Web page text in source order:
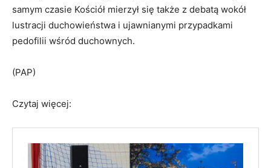
samym czasie Kościół mierzył się także z debatą wokół
lustracji duchowieństwa i ujawnianymi przypadkami
pedofilii wśród duchownych.
(PAP)
Czytaj więcej: